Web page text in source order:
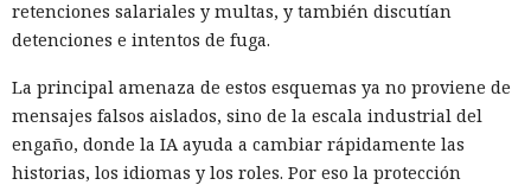
retenciones salariales y multas, y también discutían
detenciones e intentos de fuga.
La principal amenaza de estos esquemas ya no proviene de
mensajes falsos aislados, sino de la escala industrial del
engaño, donde la IA ayuda a cambiar rápidamente las
historias, los idiomas y los roles. Por eso la protección